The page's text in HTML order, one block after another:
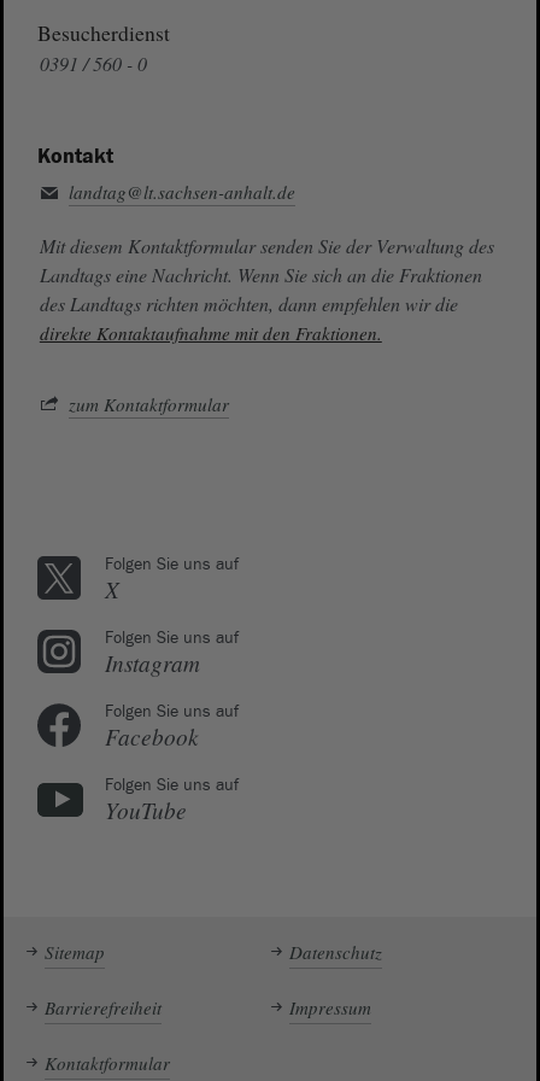
Besucherdienst
0391 / 560 - 0
Kontakt
landtag@lt.sachsen-anhalt.de
Mit diesem Kontaktformular senden Sie der Verwaltung des
Landtags eine Nachricht. Wenn Sie sich an die Fraktionen
des Landtags richten möchten, dann empfehlen wir die
direkte Kontaktaufnahme mit den Fraktionen.
zum Kontaktformular
Folgen Sie uns auf
X
Folgen Sie uns auf
Instagram
Folgen Sie uns auf
Facebook
Folgen Sie uns auf
YouTube
Sitemap Datenschutz
Barrierefreiheit Impressum
Kontaktformular